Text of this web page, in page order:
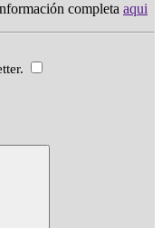
completa aqui